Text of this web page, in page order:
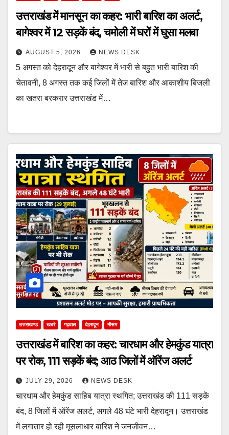
उत्तराखंड में मानसून का कहर: भारी बारिश का अलर्ट,
बागेश्वर में 12 सड़कें बंद, चमोली में घरों में घुसा मलबा
AUGUST 5, 2026 NEWS DESK
5 अगस्त को देहरादून और बागेश्वर में भारी से बहुत भारी बारिश की
चेतावनी, 8 अगस्त तक कई जिलों में तेज बारिश और आकाशीय बिजली
का खतरा बरकरार उत्तराखंड में…
उत्तराखण्ड खबरे गढ़वाल देहरादून मौसम
उत्तराखंड में बारिश का कहर: चारधाम और हेमकुंड यात्रा
पर रोक, 111 सड़कें बंद; आठ जिलों में ऑरेंज अलर्ट
JULY 29, 2026 NEWS DESK
चारधाम और हेमकुंड साहिब यात्रा स्थगित; उत्तराखंड की 111 सड़कें
बंद, 8 जिलों में ऑरेंज अलर्ट, अगले 48 घंटे भारी देहरादून। उत्तराखंड
में लगातार हो रही मूसलाधार बारिश ने जनजीवन…